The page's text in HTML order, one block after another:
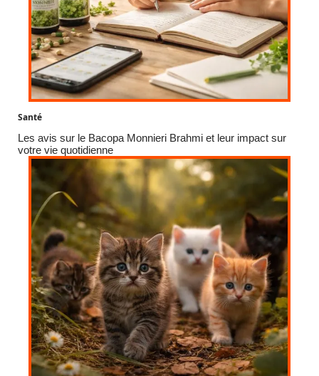
Santé
Les avis sur le Bacopa Monnieri Brahmi et leur impact sur
votre vie quotidienne